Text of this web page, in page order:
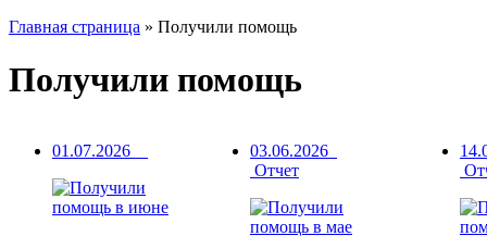
Главная страница » Получили помощь
Получили помощь
01.07.2026
03.06.2026
Отчет